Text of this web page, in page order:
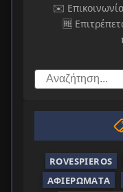
✉️
🆓
ROVESPIEROS
ΑΦΙΕΡΏΜΑΤΑ